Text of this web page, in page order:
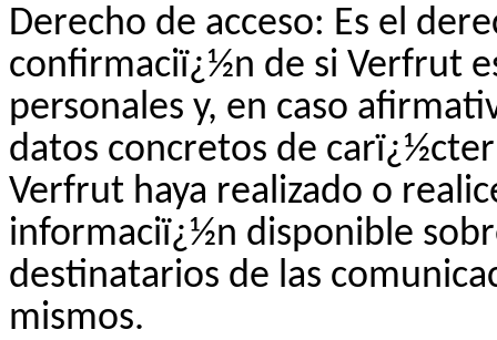
Derecho de acceso: Es el
confirmaciï¿½n de si Verfrut
personales y, en caso
datos concretos de
Verfrut haya realizado o
informaciï¿½n disponible
destinatarios de las
mismos.